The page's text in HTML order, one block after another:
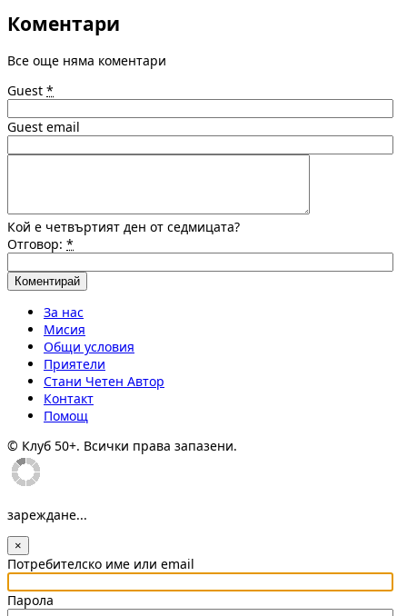
Коментари
Все още няма коментари
Guest *
Guest email
Кой е четвъртият ден от седмицата?
Отговор: *
За нас
Мисия
Общи условия
Приятели
Стани Четен Автор
Контакт
Помощ
© Клуб 50+. Всички права запазени.
зареждане...
×
Потребителско име или email
Парола